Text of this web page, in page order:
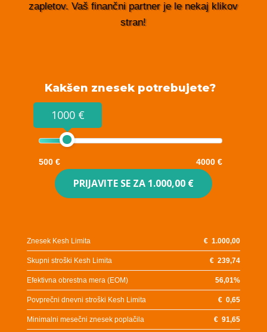
zapletov. Vaš finančni partner je le nekaj klikov
stran!
Kakšen znesek potrebujete?
1000 €
500 € 4000 €
PRIJAVITE SE ZA 1.000,00 €
Znesek Kesh Limita €1.000,00
Skupni stroški Kesh Limita €239,74
Efektivna obrestna mera (EOM) 56,01%
Povprečni dnevni stroški Kesh Limita €0,65
Minimalni mesečni znesek poplačila €91,65